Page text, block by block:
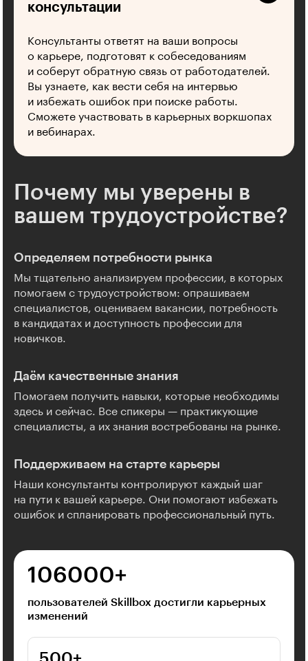
консультации
Консультанты ответят на ваши вопросы
о карьере, подготовят к собеседованиям
и соберут обратную связь от работодателей.
Вы узнаете, как вести себя на интервью
и избежать ошибок при поиске работы.
Сможете участвовать в карьерных воркшопах
и вебинарах.
Почему мы уверены в
вашем трудоустройстве?
Определяем потребности рынка
Мы тщательно анализируем профессии, в которых
помогаем с трудоустройством: опрашиваем
специалистов, оцениваем вакансии, потребность
в кандидатах и доступность профессии для
новичков.
Даём качественные знания
Помогаем получить навыки, которые необходимы
здесь и сейчас. Все спикеры — практикующие
специалисты, а их знания востребованы на рынке.
Поддерживаем на старте карьеры
Наши консультанты контролируют каждый шаг
на пути к вашей карьере. Они помогают избежать
ошибок и спланировать профессиональный путь.
106000⁠+
пользователей Skillbox достигли карьерных
изменений